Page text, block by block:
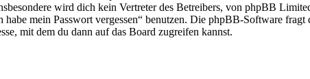
wird dich kein Vertreter des Betreibers, von phpBB
mein Passwort vergessen“ benutzen. Die phpBB-Software
mit dem du dann auf das Board zugreifen kannst.